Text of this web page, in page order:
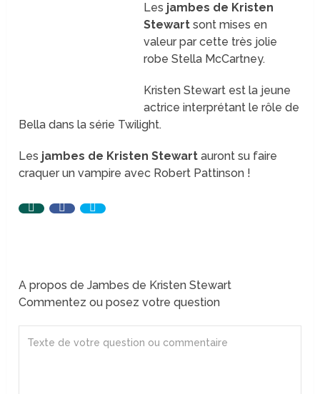
Les jambes de Kristen
Stewart sont mises en
valeur par cette très jolie
robe Stella McCartney.
Kristen Stewart est la jeune
actrice interprétant le rôle de
Bella dans la série Twilight.
Les jambes de Kristen Stewartauront su faire
craquer un vampire avec Robert Pattinson !
A propos de Jambes de Kristen Stewart
Commentez ou posez votre question